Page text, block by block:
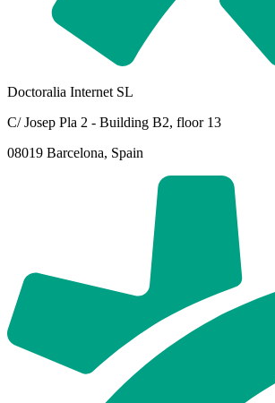
Doctoralia Internet SL
C/ Josep Pla 2 - Building B2, floor 13
08019 Barcelona, Spain